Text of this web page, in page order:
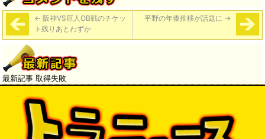
← 阪神VS巨人OB戦のチケッ
ト残りあとわずか
平野の年俸推移が話題に →
最新記事 取得失敗